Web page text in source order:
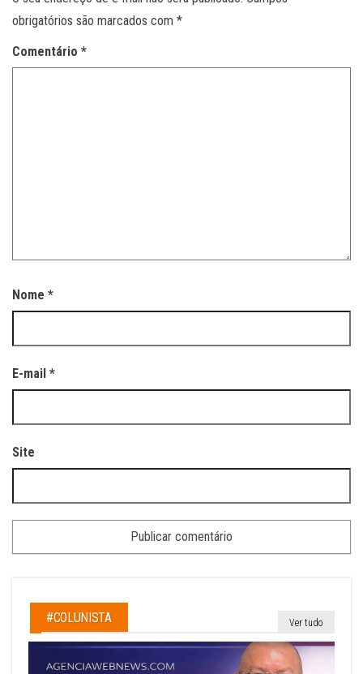
obrigatórios são marcados com *
Comentário *
Nome *
E-mail *
Site
#COLUNISTA Ver tudo